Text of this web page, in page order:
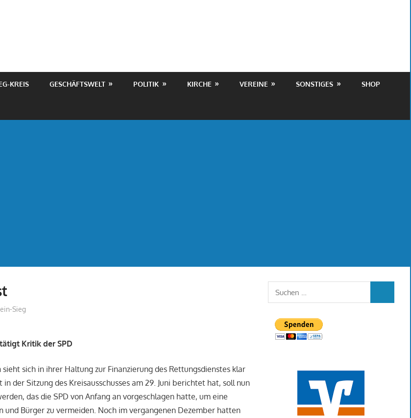
KREIS GESCHÄFTSWELT POLITIK KIRCHE VEREINE SONSTIGES SHOP
Sieg
Kritik der SPD
sich in ihrer Haltung zur Finanzierung des Rettungsdienstes klar
der Sitzung des Kreisausschusses am 29. Juni berichtet hat, soll nun
das die SPD von Anfang an vorgeschlagen hatte, um eine
und Bürger zu vermeiden. Noch im vergangenen Dezember hatten